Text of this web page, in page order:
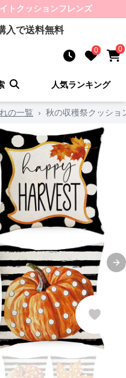
ト クッションフレンズ
入で送料無料
0 0
人気ランキング
の一覧 › 秋の収穫祭クッショ